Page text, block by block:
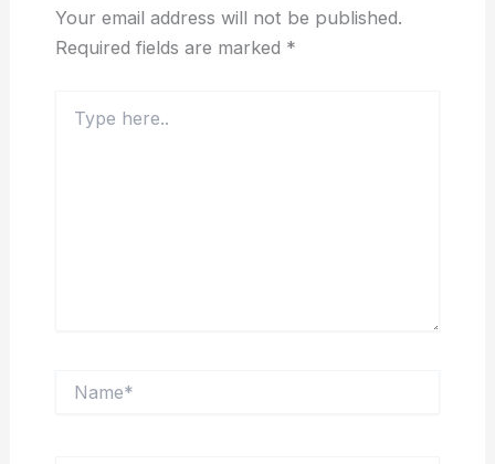
Your email address will not be published.
Required fields are marked *
here..